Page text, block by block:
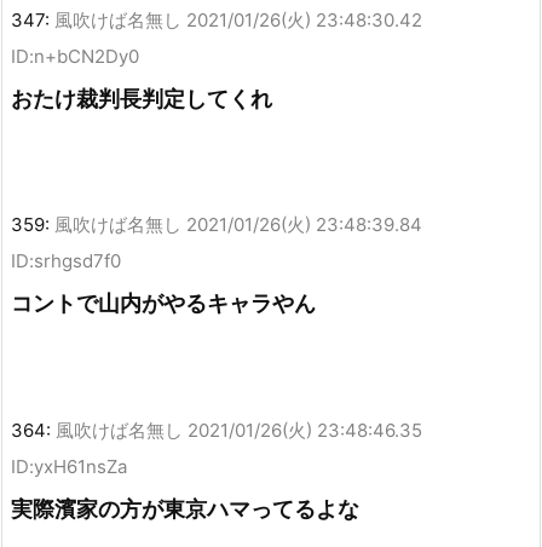
347: 風吹けば名無し 2021/01/26(火) 23:48:30.42
ID:n+bCN2Dy0
おたけ裁判長判定してくれ
359: 風吹けば名無し 2021/01/26(火) 23:48:39.84
ID:srhgsd7f0
コントで山内がやるキャラやん
364: 風吹けば名無し 2021/01/26(火) 23:48:46.35
ID:yxH61nsZa
実際濱家の方が東京ハマってるよな